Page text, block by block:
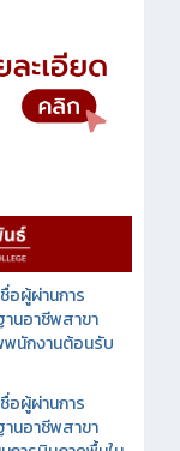
อผู้ผ่านการ
นอาชีพสาขา
พนักงานต้อนรับ
อผู้ผ่านการ
นอาชีพสาขา